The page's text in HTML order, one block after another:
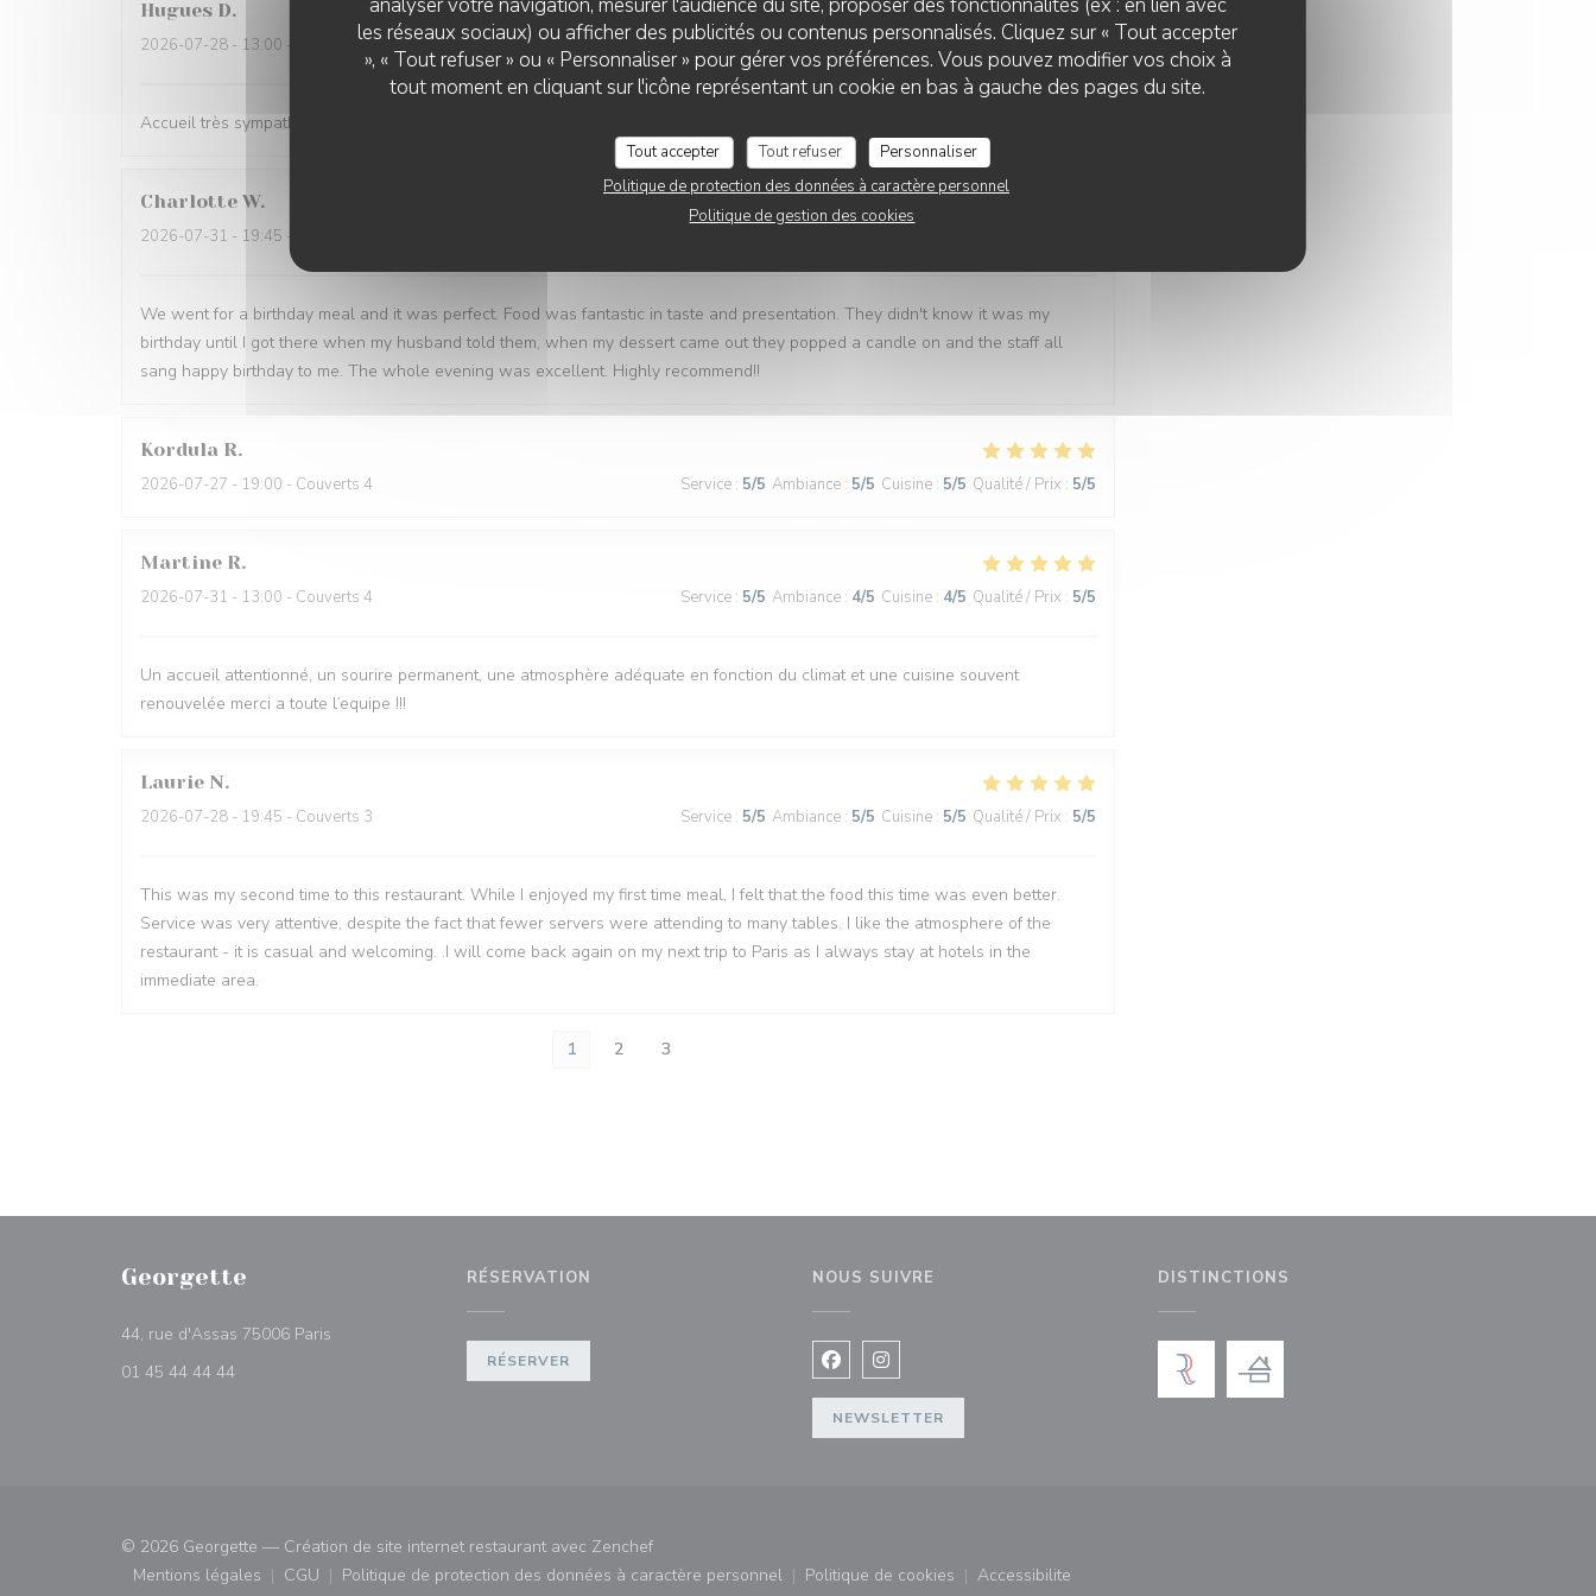
les réseaux sociaux) ou afficher des publicités ou contenus personnalisés. Cliquez sur « Tout accepter
», « Tout refuser » ou « Personnaliser » pour gérer vos préférences. Vous pouvez modifier vos choix à
tout moment en cliquant sur l'icône représentant un cookie en bas à gauche des pages du site.
Tout accepter Tout refuser
Personnaliser
Politique de protection des données à caractère personnel
Politique de gestion des cookies
Hugues D
2026-07-28 - 13:00 - Couverts 2 Service:5/5 Ambiance : 4/5 Cuisine: 5/5 Qualité / Prix: 4/5
Accueil très sympathique, lieu agréable y compris en raison de l'espace entre les tables, cuisine excellente. Bravo !
Charlotte W
2026-07-31 - 19:45 - Couverts 2
We went for a birthday meal and it was perfect. Food was fantastic in taste and presentation. They didn't know it was my
birthday until I got there when my husband told them, when my dessert came out they popped a candle on and the staff all
sang happy birthday to me. The whole evening was excellent. Highly recommend!!
Kordula R
2026-07-27 - 19:00 - Couverts 4 Service : 5/5 Ambiance : 5/5 Cuisine : 5/5 Qualité / Prix : 5/5
Martine R
2026-07-31 - 13:00 - Couverts 4 Service : 5/5 Ambiance : 4/5 Cuisine : 4/5 Qualité / Prix : 5/5
Un accueil attentionné, un sourire permanent, une atmosphère adéquate en fonction du climat et une cuisine souvent
renouvelée merci a toute l’equipe !!!
Laurie N
2026-07-28 - 19:45 - Couverts 3 Service : 5/5 Ambiance : 5/5 Cuisine : 5/5 Qualité / Prix : 5/5
This was my second time to this restaurant. While I enjoyed my first time meal, I felt that the food this time was even better.
Service was very attentive, despite the fact that fewer servers were attending to many tables. I like the atmosphere of the
restaurant - it is casual and welcoming. .I will come back again on my next trip to Paris as I always stay at hotels in the
immediate area.
1 2 3
Georgette
44, rue d'Assas 75006 Paris
01 45 44 44 44
RÉSERVATION
RÉSERVER
NOUS SUIVRE
Facebook ((ouvre une nouvelle fenêtre))
Instagram ((ouvre une nouvelle fenêtre))
NEWSLETTER
DISTINCTIONS
© 2026 Georgette — Création de site internet restaurant avec Zenchef((ouvre une nouvelle fenêtre))
Mentions légales
((ouvre une nouvelle fenêtre))
CGU
((ouvre une nouvelle fenêtre))
Politique de protection des données à caractère personnel
((ouvre une nouvelle fenêtre))
Politique de cookies
((ouvre une nouvelle fenêtre))
Accessibilite
((ouvre une nouvelle fenêtre))